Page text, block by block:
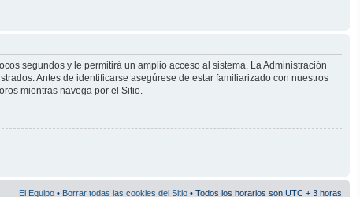
segundos y le permitirá un amplio acceso al sistema. La Administración
Antes de identificarse asegúrese de estar familiarizado con nuestros
mientras navega por el Sitio.
El Equipo • Borrar todas las cookies del Sitio • Todos los horarios son UTC + 3 horas